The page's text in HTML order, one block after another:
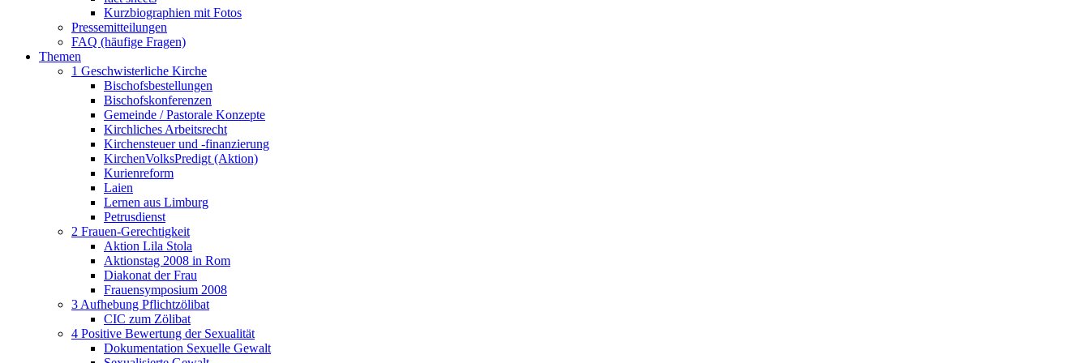
Kurzbiographien mit Fotos
Pressemitteilungen
FAQ (häufige Fragen)
Themen
1 Geschwisterliche Kirche
Bischofsbestellungen
Bischofskonferenzen
Gemeinde / Pastorale Konzepte
Kirchliches Arbeitsrecht
Kirchensteuer und -finanzierung
KirchenVolksPredigt (Aktion)
Kurienreform
Laien
Lernen aus Limburg
Petrusdienst
2 Frauen-Gerechtigkeit
Aktion Lila Stola
Aktionstag 2008 in Rom
Diakonat der Frau
Frauensymposium 2008
3 Aufhebung Pflichtzölibat
CIC zum Zölibat
4 Positive Bewertung der Sexualität
Dokumentation Sexuelle Gewalt